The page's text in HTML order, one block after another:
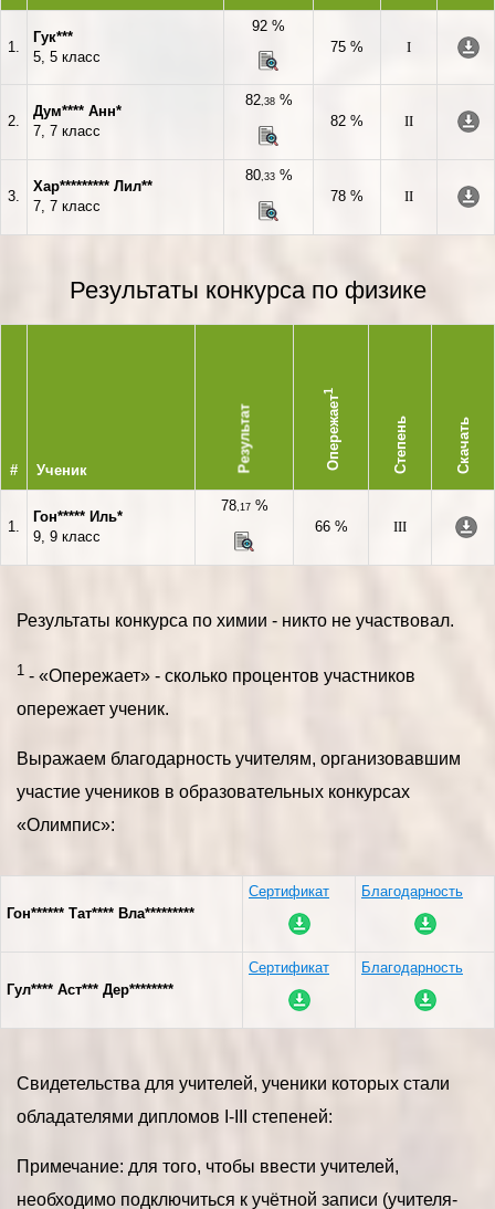
1.
Гук***
5, 5 класс
92 %
75 %
I
2.
Дум**** Анн*
7, 7 класс
82,38%
82 %
II
3.
Хар********* Лил**
7, 7 класс
80,33%
78 %
II
Результаты конкурса по физике
# Ученик Результат Опережает
1
Степень Скачать
1.
Гон***** Иль*
9, 9 класс
78,17%
66 %
III
Результаты конкурса по химии - никто не участвовал.
1 - «Опережает» - сколько процентов участников
опережает ученик.
Выражаем благодарность учителям, организовавшим
участие учеников в образовательных конкурсах
«Олимпис»:
Гон****** Тат**** Вла*********
Сертификат Благодарность
Гул**** Аст*** Дер********
Сертификат Благодарность
Свидетельства для учителей, ученики которых стали
обладателями дипломов I-III степеней:
Примечание: для того, чтобы ввести учителей,
необходимо подключиться к учётной записи (учителя-